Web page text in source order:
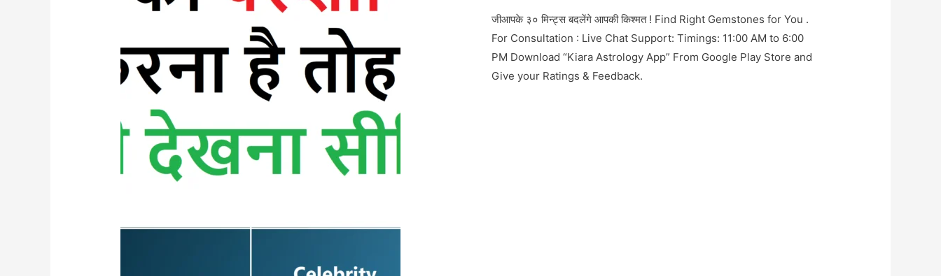
जीआपके ३० मिन्ट्स बदलेंगे आपकी किश्मत ! Find Right Gemstones for You .
For Consultation : Live Chat Support: Timings: 11:00 AM to 6:00
PM Download “Kiara Astrology App” From Google Play Store and
Give your Ratings & Feedback.